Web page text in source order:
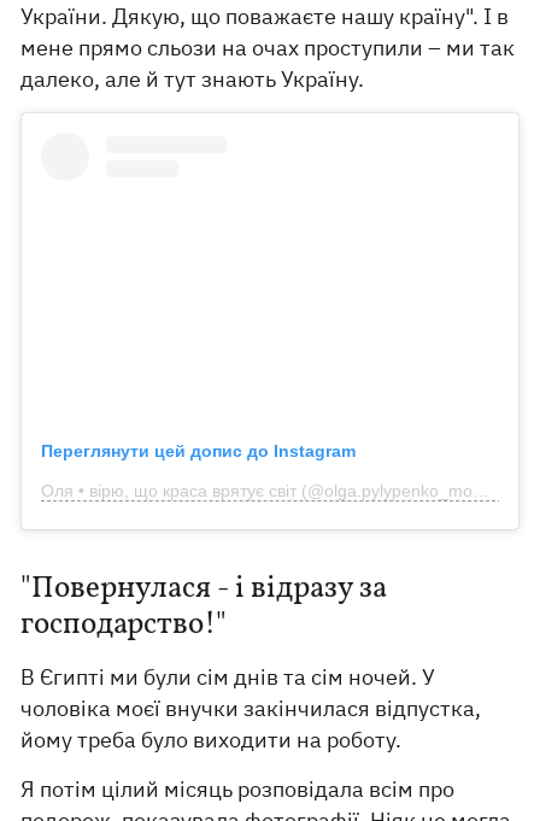
України. Дякую, що поважаєте нашу країну". І в
мене прямо сльози на очах проступили – ми так
далеко, але й тут знають Україну.
Переглянути цей допис до Instagram
"Повернулася - і відразу за
господарство!"
В Єгипті ми були сім днів та сім ночей. У
чоловіка моєї внучки закінчилася відпустка,
йому треба було виходити на роботу.
Я потім цілий місяць розповідала всім про